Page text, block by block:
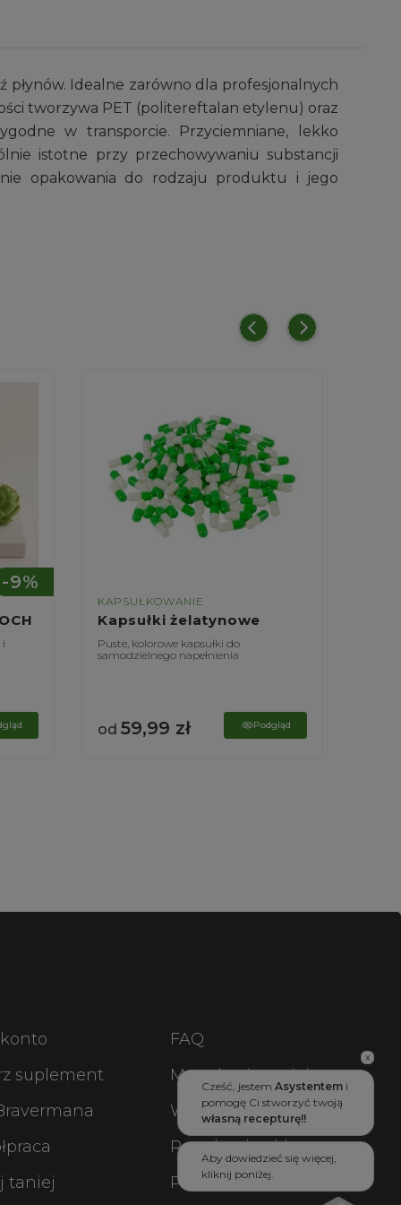
płynów. Idealne zarówno dla profesjonalnych
tworzywa PET (politereftalan etylenu) oraz
w transporcie. Przyciemniane, lekko
istotne przy przechowywaniu substancji
opakowania do rodzaju produktu i jego
i
-9%
KAPSUŁKOWANIE
Kapsułki żelatynowe
Puste, kolorowe kapsułki do
samodzielnego napełnienia
od 59,99 zł Podgląd
x
Cześć, jestem Asystentem i
pomogę Ci stworzyć twoją
własną recepturę!!
Aby dowiedzieć się więcej,
kliknij poniżej.
suplement
taniej
FAQ
Metody płatności
Wysyłka i zwroty
Regulamin sklepu
Polityka prywatności